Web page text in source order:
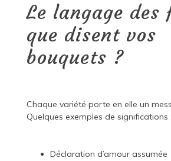
Le langage des
que disent vos
bouquets ?
Chaque variété porte en elle un
Quelques exemples de significations :
Déclaration d’amour assumée